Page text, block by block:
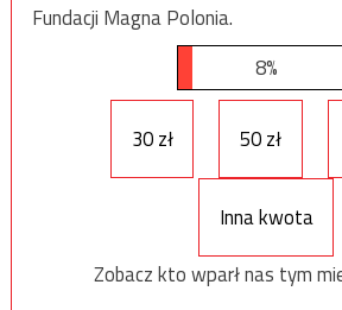
Fundacji Magna Polonia.
8%
30 zł 50 zł
Inna kwota
Zobacz kto wparł nas tym